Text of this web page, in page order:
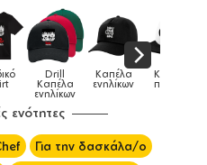
Drill
Καπέλα
ενηλίκων
Καπέλα
ενηλίκων
Καπέλα
παιδικά
ενότητες
Για την δασκάλα/ο